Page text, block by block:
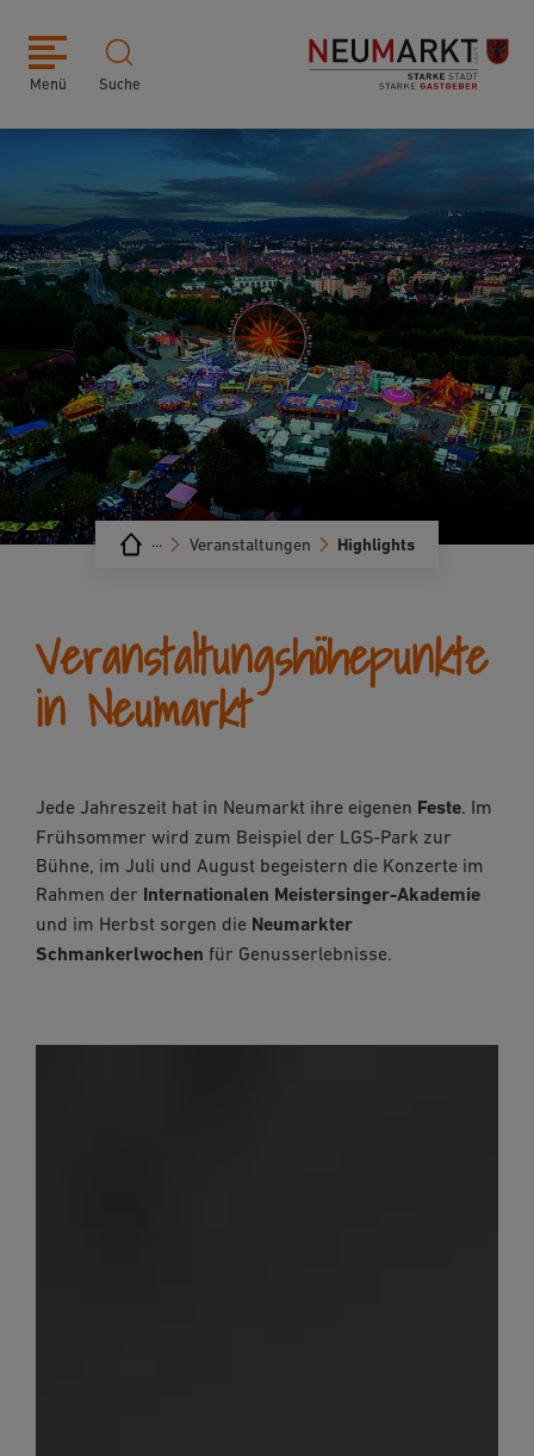
Menü Suche
Highlights
Veranstaltungen
···
Veranstaltungshöhepunkte
in Neumarkt
Jede Jahreszeit hat in Neumarkt ihre eigenen Feste. Im
Frühsommer wird zum Beispiel der LGS-Park zur
Bühne, im Juli und August begeistern die Konzerte im
Rahmen der Internationalen Meistersinger-Akademie
und im Herbst sorgen die Neumarkter
Schmankerlwochen für Genusserlebnisse.